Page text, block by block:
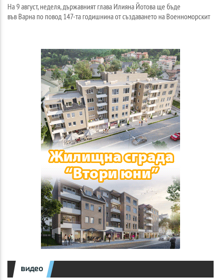
На 9 август, неделя, държавният глава Илияна Йотова ще бъде
във Варна по повод 147-та годишнина от създаването на Военноморскит
видео